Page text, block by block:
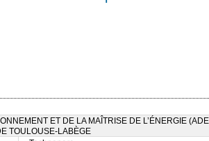
ET DE LA MAÎTRISE DE L’ÉNERGIE
TOULOUSE-LABÈGE